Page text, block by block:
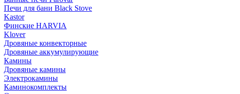
Печи для бани Black Stove
Kastor
Финские HARVIA
Klover
Дровяные конвекторные
Дровяные аккумулирующие
Камины
Дровяные камины
Электрокамины
Каминокомплекты